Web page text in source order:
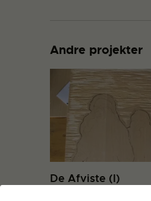
Andre projekter
De Afviste (I)